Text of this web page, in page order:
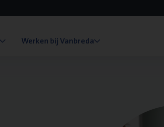
Werken bij Vanbreda